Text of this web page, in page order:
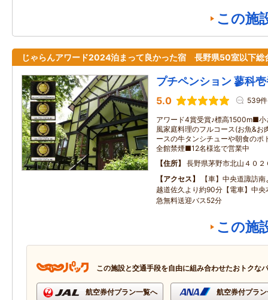
この施
じゃらんアワード2024泊まって良かった宿 長野県50室以下総
プチペンション 蓼科
5.0 539件
アワード4賞受賞♪標高1500m■
風家庭料理のフルコース(お魚&
ースの牛タンシチューや朝食の
全館禁煙■12名様迄で営業中
住所
長野県茅野市北山４０２
アクセス
【車】中央道諏訪
越道佐久より約90分【電車】中
急無料送迎バス52分
この施
この施設と交通手段を自由に組み合わせたおトクな
航空券付プラン一覧へ 航空券付プラ